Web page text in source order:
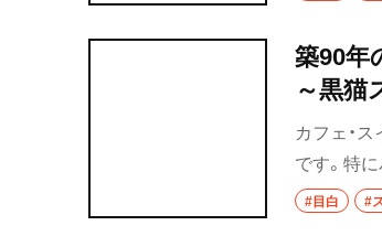
築90年
～黒猫
カフェ・
です。特
な街を散
#目白 #